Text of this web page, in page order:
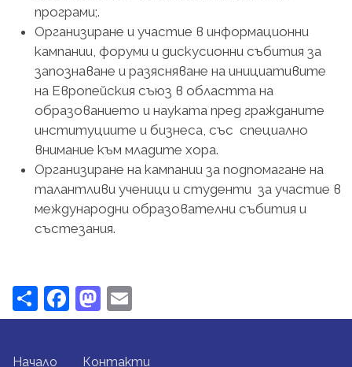
програми;.
Организиране и участие в информационни
кампании, форуми и дискусионни събития за
запознаване и разясняване на инициативите
на Европейския съюз в областта на
образованието и науката пред гражданите
институциите и бизнеса, със специално
внимание към младите хора.
Организиране на кампании за подпомагане на
талантливи ученици и студенти за участие в
международни образователни събития и
състезания.
ShareFacebook
Mastodon
Начало Контакти